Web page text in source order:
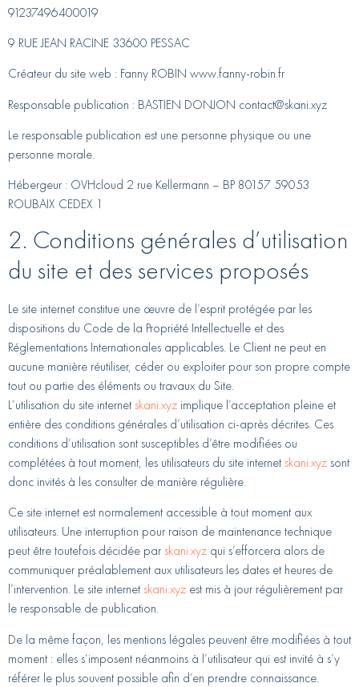
91237496400019
9 RUE JEAN RACINE 33600 PESSAC
Créateur du site web : Fanny ROBIN www.fanny-robin.fr
Responsable publication : BASTIEN DONJON contact@skani.xyz
Le responsable publication est une personne physique ou une
personne morale.
Hébergeur : OVHcloud 2 rue Kellermann – BP 80157 59053
ROUBAIX CEDEX 1
2. Conditions générales d’utilisation
du site et des services proposés
Le site internet constitue une œuvre de l’esprit protégée par les
dispositions du Code de la Propriété Intellectuelle et des
Réglementations Internationales applicables. Le Client ne peut en
aucune manière réutiliser, céder ou exploiter pour son propre compte
tout ou partie des éléments ou travaux du Site.
L’utilisation du site internet skani.xyz implique l’acceptation pleine et
entière des conditions générales d’utilisation ci-après décrites. Ces
conditions d’utilisation sont susceptibles d’être modifiées ou
complétées à tout moment, les utilisateurs du site internet skani.xyz sont
donc invités à les consulter de manière régulière.
Ce site internet est normalement accessible à tout moment aux
utilisateurs. Une interruption pour raison de maintenance technique
peut être toutefois décidée par skani.xyz qui s’efforcera alors de
communiquer préalablement aux utilisateurs les dates et heures de
l’intervention. Le site internet skani.xyz est mis à jour régulièrement par
le responsable de publication.
De la même façon, les mentions légales peuvent être modifiées à tout
moment : elles s’imposent néanmoins à l’utilisateur qui est invité à s’y
référer le plus souvent possible afin d’en prendre connaissance.